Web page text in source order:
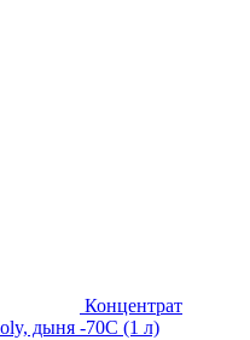
Концентрат
дыня -70С (1 л)